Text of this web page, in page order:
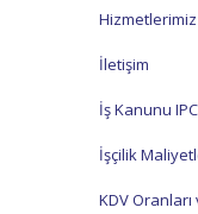
Hizmetlerimiz
İletişim
İş Kanunu IPC
İşçilik
KDV